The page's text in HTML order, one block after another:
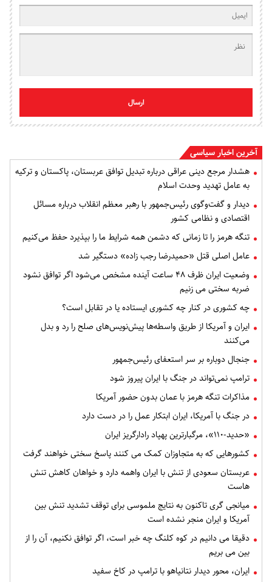
ارسال
آخرین اخبار سیاسی
هشدار مرجع دینی عراقی درباره تبدیل توافق عربستان، پاکستان و ترکیه
به عامل تهدید وحدت اسلام
دیدار و گفت‌وگوی رئیس‌جمهور با رهبر معظم انقلاب درباره مسائل
اقتصادی و نظامی کشور
تنگه هرمز را تا زمانی که دشمن همه‌ شرایط ما را بپذیرد حفظ می‌کنیم
عامل اصلی قتل «حمیدرضا رجب زاده» دستگیر شد
وضعیت ایران ظرف ۴۸ ساعت آینده مشخص می‌شود اگر توافق نشود
ضربه سختی می زنیم
چه کشوری در کنار چه کشوری ایستاده یا در تقابل است؟
ایران و آمریکا از طریق واسطه‌ها پیش‌نویس‌های صلح را رد و بدل
می‌کنند
جنجال دوباره بر سر استعفای رئیس‌جمهور
ترامپ نمی‌تواند در جنگ با ایران پیروز شود
مذاکرات تنگه هرمز با عمان بدون حضور آمریکا
در جنگ با آمریکا، ایران ابتکار عمل را در دست دارد
«حدید-۱۱۰»، مرگبارترین پهپاد رادارگریز ایران
کشورهایی که به متجاوزان کمک می کنند پاسخ سختی خواهند گرفت
عربستان سعودی از تنش با ایران واهمه دارد و خواهان کاهش تنش
هاست
میانجی گری تاکنون به نتایج ملموسی برای توقف تشدید تنش بین
آمریکا و ایران منجر نشده است
دقیقا می دانیم در کوه کلنگ چه خبر است، اگر توافق نکنیم، آن را از
بین می بریم
ایران، محور دیدار نتانیاهو با ترامپ در کاخ سفید